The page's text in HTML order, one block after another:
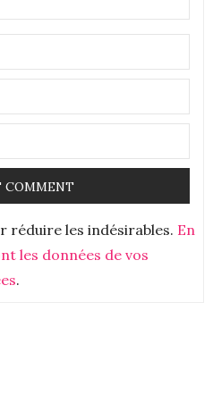
sexy sur une femme, en
c’est canon !
Psy
réduire les indésirables. En
les données de vos
.